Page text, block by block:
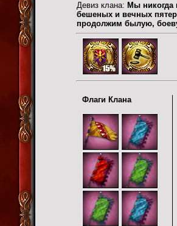
Девиз клана: Мы никогда
бешеных и вечных
продолжим былую,
Флаги Клана